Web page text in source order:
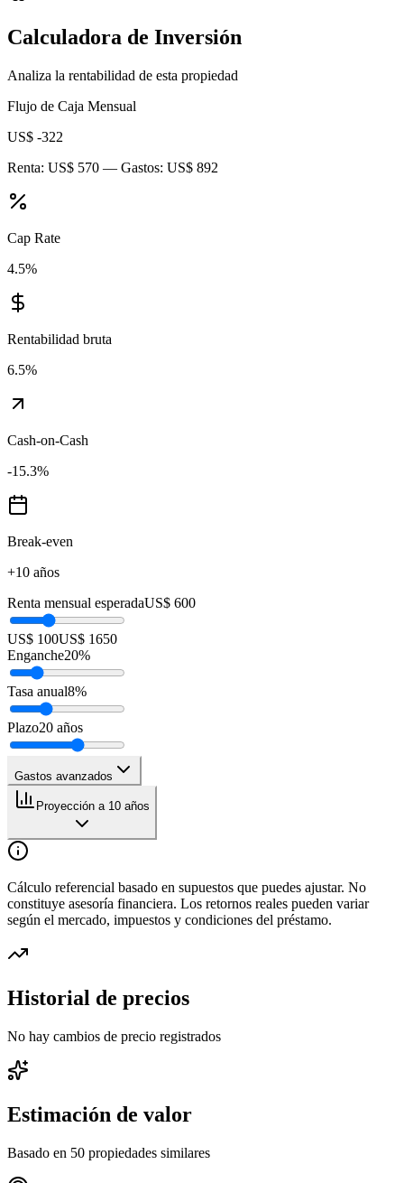
Calculadora de Inversión
Analiza la rentabilidad de esta propiedad
Flujo de Caja Mensual
US$ -322
Renta: US$ 570 — Gastos: US$ 892
Cap Rate
4.5%
Rentabilidad bruta
6.5%
Cash-on-Cash
-15.3%
Break-even
+10 años
Renta mensual esperadaUS$ 600
US$ 100US$ 1650
Enganche20%
Tasa anual8%
Plazo20 años
Gastos avanzados
Proyección a 10 años
Cálculo referencial basado en supuestos que puedes ajustar. No
constituye asesoría financiera. Los retornos reales pueden variar
según el mercado, impuestos y condiciones del préstamo.
Historial de precios
No hay cambios de precio registrados
Estimación de valor
Basado en 50 propiedades similares